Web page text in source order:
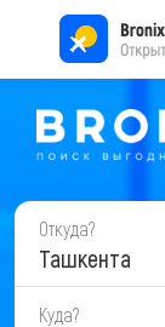
Откуда?
Ташкента
Куда?